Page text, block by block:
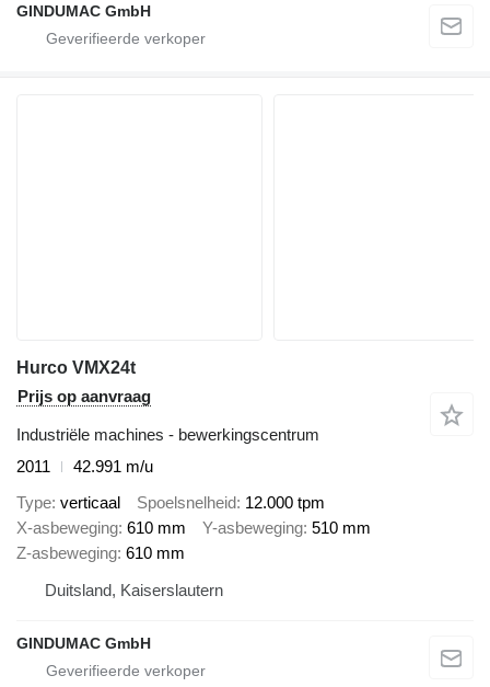
GINDUMAC GmbH
Hurco VMX24t
Prijs op aanvraag
Industriële machines - bewerkingscentrum
2011
42.991 m/u
Type verticaal Spoelsnelheid 12.000 tpm
X-asbeweging 610 mm Y-asbeweging 510 mm
Z-asbeweging 610 mm
Duitsland, Kaiserslautern
GINDUMAC GmbH